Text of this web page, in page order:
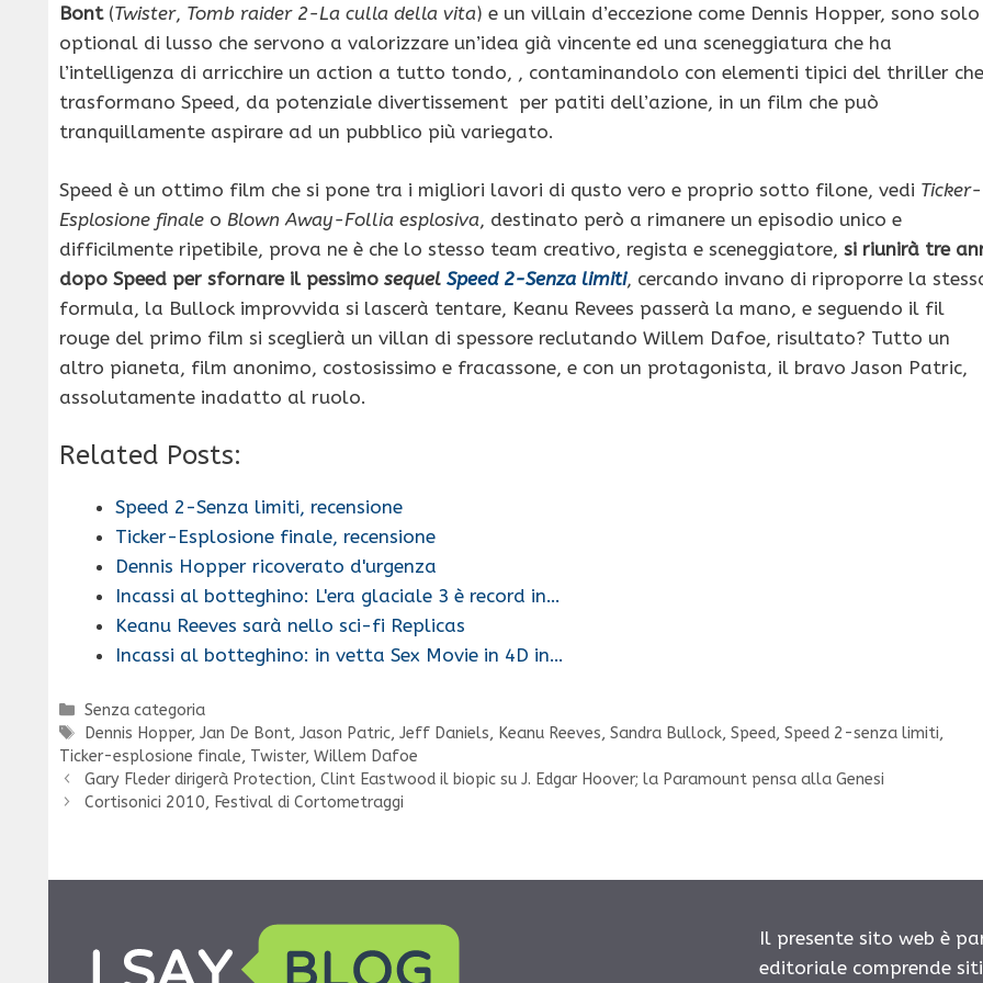
Bont(Twister, Tomb raider 2-La culla della vita) e un villain d’eccezione come Dennis Hopper, sono solo
optional di lusso che servono a valorizzare un’idea già vincente ed una sceneggiatura che ha
l’intelligenza di arricchire un action a tutto tondo, , contaminandolo con elementi tipici del thriller che
trasformano Speed, da potenziale divertissement per patiti dell’azione, in un film che può
tranquillamente aspirare ad un pubblico più variegato.
Speed è un ottimo film che si pone tra i migliori lavori di qusto vero e proprio sotto filone, vedi Ticker-
Esplosione finale o Blown Away-Follia esplosiva, destinato però a rimanere un episodio unico e
difficilmente ripetibile, prova ne è che lo stesso team creativo, regista e sceneggiatore, si riunirà tre
dopo Speed per sfornare il pessimo sequel Speed 2-Senza limiti, cercando invano di riproporre la
formula, la Bullock improvvida si lascerà tentare, Keanu Revees passerà la mano, e seguendo il fil
rouge del primo film si sceglierà un villan di spessore reclutando Willem Dafoe, risultato? Tutto un
altro pianeta, film anonimo, costosissimo e fracassone, e con un protagonista, il bravo Jason Patric,
assolutamente inadatto al ruolo.
Related Posts:
Speed 2-Senza limiti, recensione
Ticker-Esplosione finale, recensione
Dennis Hopper ricoverato d'urgenza
Incassi al botteghino: L'era glaciale 3 è record in…
Keanu Reeves sarà nello sci-fi Replicas
Incassi al botteghino: in vetta Sex Movie in 4D in…
Categorie
Senza categoria
Tag
Dennis Hopper,Jan De Bont,Jason Patric,Jeff Daniels, Keanu Reeves,Sandra Bullock,Speed,Speed 2-senza limiti,
Ticker-esplosione finale, Twister, Willem Dafoe
Gary Fleder dirigerà Protection, Clint Eastwood il biopic su J. Edgar Hoover; la Paramount pensa alla Genesi
Cortisonici 2010, Festival di Cortometraggi
Il presente sito web è
editoriale comprende